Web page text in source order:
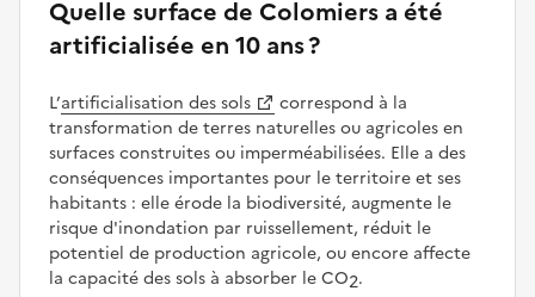
Quelle surface de Colomiers a été
artificialisée en 10 ans ?
L’artificialisation des sols
correspond à la
transformation de terres naturelles ou agricoles en
surfaces construites ou imperméabilisées. Elle a des
conséquences importantes pour le territoire et ses
habitants : elle érode la biodiversité, augmente le
risque d'inondation par ruissellement, réduit le
potentiel de production agricole, ou encore affecte
la capacité des sols à absorber le CO2.